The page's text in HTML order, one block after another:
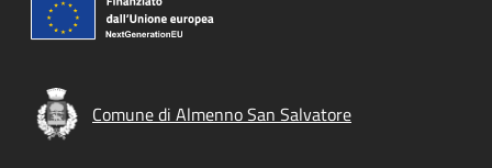
Comune di Almenno San Salvatore